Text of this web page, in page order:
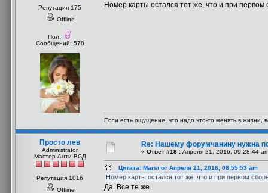
Репутация 175
Offline
Пол:
Сообщений: 578
Номер карты остался тот же, что и при первом
Если есть ощущение, что надо что-то менять в жизни,
Просто лев
Administrator
Мастер Анти-ВСД
Репутация 1016
Offline
Re: Нашему форумчанину нужна
« Ответ #18 : Апреля 21, 2016, 09:28:44
Цитата: Marsi от Апреля 21, 2016, 08:55:53 am
Номер карты остался тот же, что и при первом
Да. Все те же.